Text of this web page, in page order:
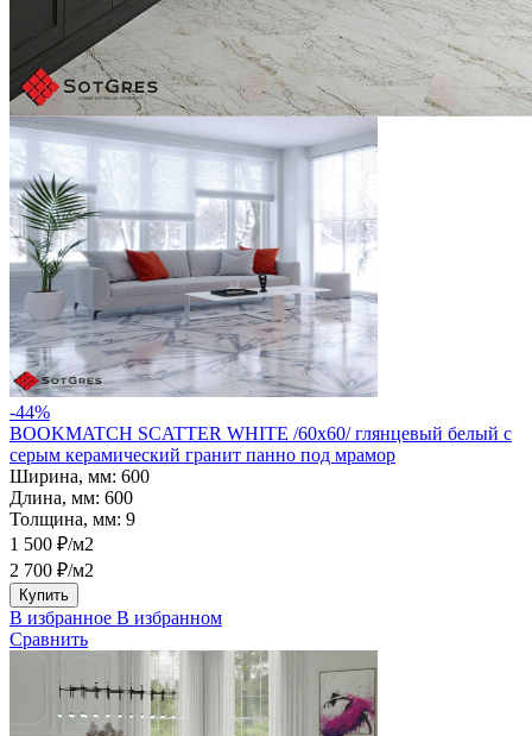
Купить
В избранное
В избранном
Сравнить
-44%
BOOKMATCH SCATTER WHITE /60х60/ глянцевый белый с
серым керамический гранит панно под мрамор
Ширина, мм: 600
Длина, мм: 600
Толщина, мм: 9
1 500 ₽/м2
2 700 ₽/м2
Купить
В избранное В избранном
Сравнить